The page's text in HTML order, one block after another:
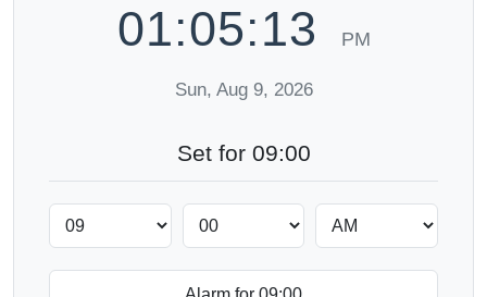
01:05:14 PM
Sun, Aug 9, 2026
Set for 09:00